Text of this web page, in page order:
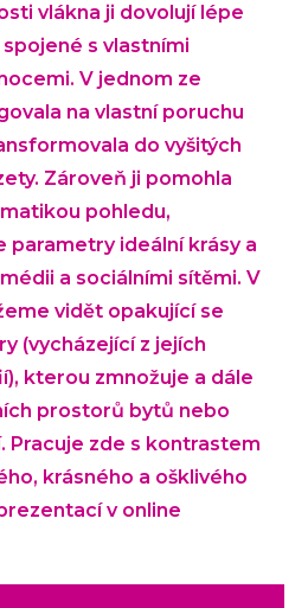
vlákna ji dovolují lépe
s vlastními
V jednom ze
na vlastní poruchu
do vyšitých
Zároveň ji pomohla
pohledu,
parametry ideální krásy a
a sociálními sítěmi. V
vidět opakující se
(vycházející z jejích
kterou zmnožuje a dále
prostorů bytů nebo
Pracuje zde s kontrastem
krásného a ošklivého
v online